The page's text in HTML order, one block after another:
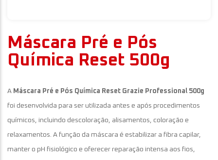
Máscara Pré e Pós
Química Reset 500g
A Máscara Pré e Pós Química Reset Grazie Professional 500g
foi desenvolvida para ser utilizada antes e após procedimentos
químicos, incluindo descoloração, alisamentos, coloração e
relaxamentos. A função da máscara é estabilizar a fibra capilar,
manter o pH fisiológico e oferecer reparação intensa aos fios,